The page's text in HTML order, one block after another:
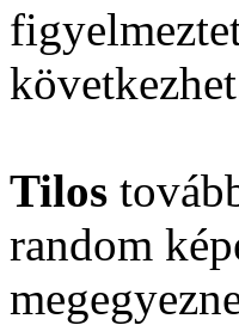
Tilos
random